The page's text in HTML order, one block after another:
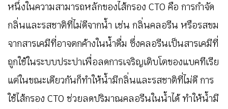
หนึ่งในความสามารถหลักของไส้กรอง CTO คือ การกำจัด
กลิ่นและรสชาติที่ไม่ดีจากน้ำ เช่น กลิ่นคลอรีน หรือรสขม
จากสารเคมีที่อาจตกค้างในน้ำดื่ม ซึ่งคลอรีนเป็นสารเคมีที่
ถูกใช้ในระบบประปาเพื่อลดการเจริญเติบโตของแบคทีเรีย
แต่ในขณะเดียวกันก็ทำให้น้ำมีกลิ่นและรสชาติที่ไม่ดี การ
ใช้ไส้กรอง CTO ช่วยลดปริมาณคลอรีนในน้ำได้ ทำให้น้ำมี